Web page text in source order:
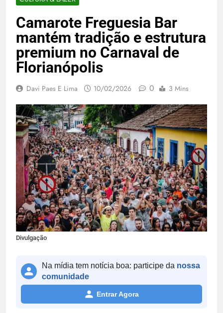
Camarote Freguesia Bar
mantém tradição e estrutura
premium no Carnaval de
Florianópolis
Davi Paes E Lima 10/02/2026 0 3 Mins
Divulgação
Na mídia tem notícia boa: participe da nossa
comunidade
Entrar Agora